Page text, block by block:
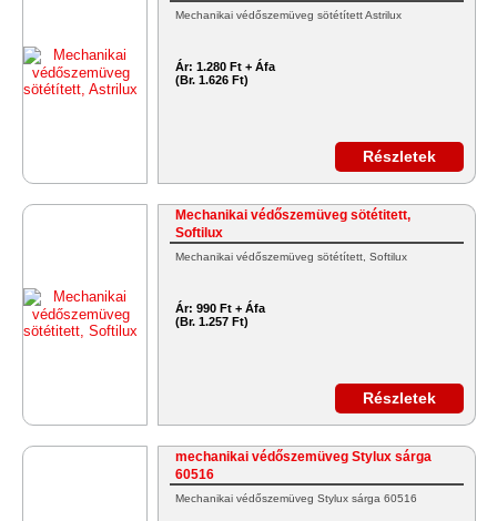
Mechanikai védőszemüveg sötétített Astrilux
Ár: 1.280 Ft + Áfa
(Br. 1.626 Ft)
Részletek
Mechanikai védőszemüveg sötétitett,
Softilux
Mechanikai védőszemüveg sötétített, Softilux
Ár: 990 Ft + Áfa
(Br. 1.257 Ft)
Részletek
mechanikai védőszemüveg Stylux sárga
60516
Mechanikai védőszemüveg Stylux sárga 60516